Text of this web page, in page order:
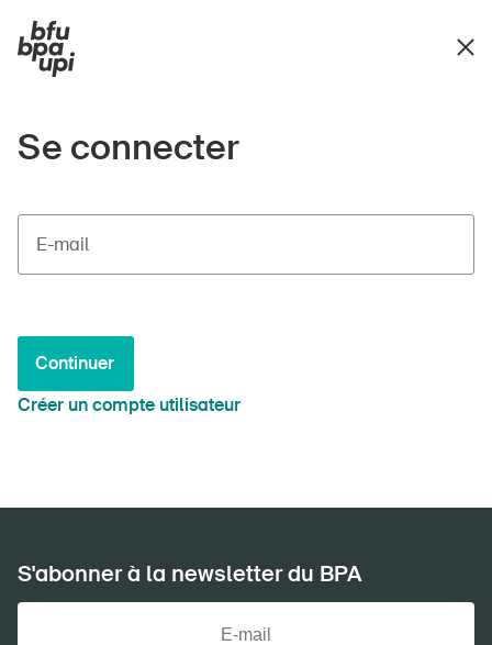
Se connecter
E-mail
Continuer
Créer un compte utilisateur
S'abonner à la newsletter du BPA